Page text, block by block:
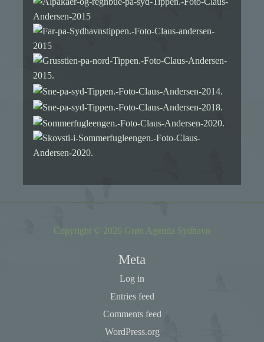
Copyright © 2026 Grøn Agenda Sydhavn
Meta
Log in
Entries feed
Comments feed
WordPress.org